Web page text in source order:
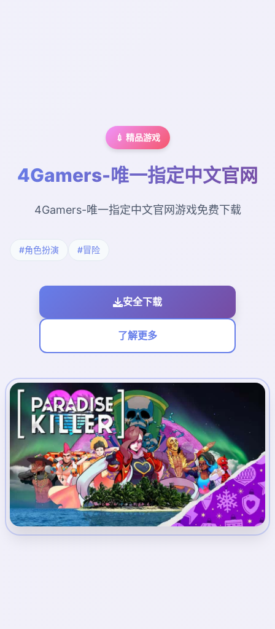
💉 精品游戏
4Gamers-唯一指定中文官网
4Gamers-唯一指定中文官网游戏免费下载
#角色扮演 #冒险
安全下载
了解更多